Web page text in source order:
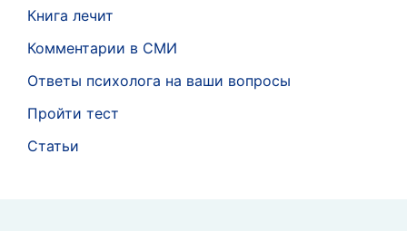
Книга лечит
Комментарии в СМИ
Ответы психолога на ваши вопросы
Пройти тест
Статьи